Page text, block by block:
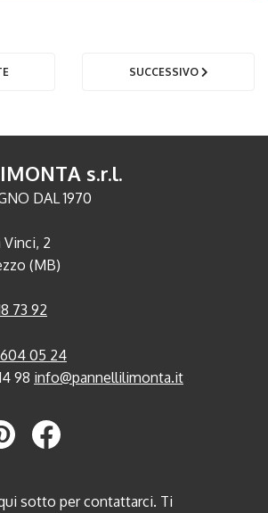
SUCCESSIVO
s.r.l.
DAL 1970
Vinci, 2
(MB)
73 92
05 24
98 info@pannellilimonta.it
sotto per contattarci. Ti